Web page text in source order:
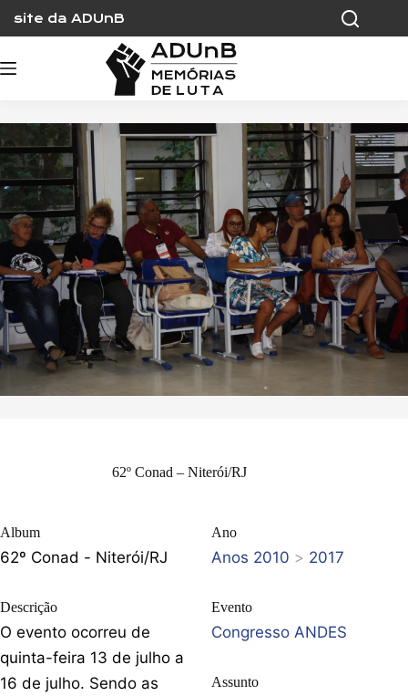
content
site da ADUnB
62º Conad – Niterói/RJ
Album
62º Conad - Niterói/RJ
Descrição
O evento ocorreu de
quinta-feira 13 de julho a
16 de julho. Sendo as
Ano
Anos 2010 > 2017
Evento
Congresso ANDES
Assunto